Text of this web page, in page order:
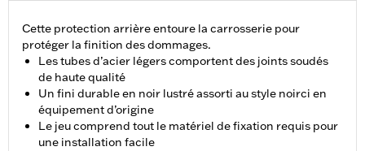
Cette protection arrière entoure la carrosserie pour
protéger la finition des dommages.
Les tubes d’acier légers comportent des joints soudés
de haute qualité
Un fini durable en noir lustré assorti au style noirci en
équipement d’origine
Le jeu comprend tout le matériel de fixation requis pour
une installation facile